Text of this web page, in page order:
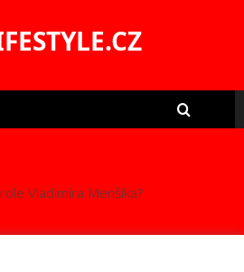
Vladimíra Menšíka?